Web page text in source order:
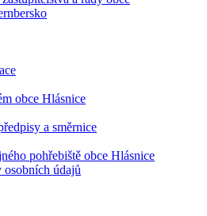
obce Hlásnice
a směrnice
pohřebiště obce Hlásnice
osobních údajů